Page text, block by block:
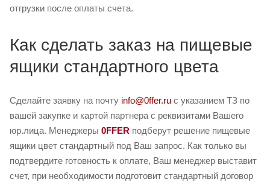
отгрузки после оплаты счета.
Как сделать заказ на пищевые
ящики стандартного цвета
Сделайте заявку на почту info@0ffer.ru с указанием ТЗ по
вашей закупке и картой партнера с реквизитами Вашего
юр.лица. Менеджеры 0FFER подберут решение пищевые
ящики цвет стандартный под Ваш запрос. Как только вы
подтвердите готовность к оплате, Ваш менеджер выставит
счет, при необходимости подготовит стандартный договор